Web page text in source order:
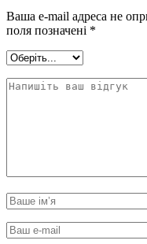
Ваша e-mail адреса не
поля позначені *